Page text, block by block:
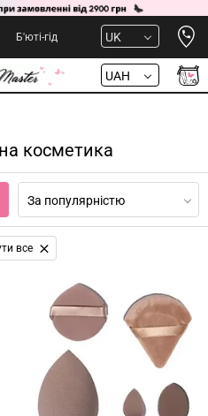
Б'юті-гід UK
UAH
косметика
За популярністю
все